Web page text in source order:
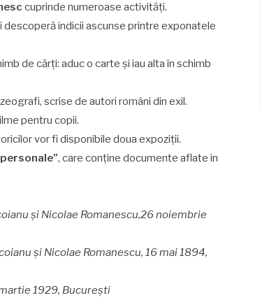
cuprinde numeroase activități.
descoperă indicii ascunse printre exponatele
de cărți: aduc o carte și iau alta în schimb
scrise de autori români din exil.
pentru copii.
vor fi disponibile doua expoziții.
, care conține documente aflate in
și Nicolae Romanescu,26 noiembrie
și Nicolae Romanescu, 16 mai 1894,
1929, București